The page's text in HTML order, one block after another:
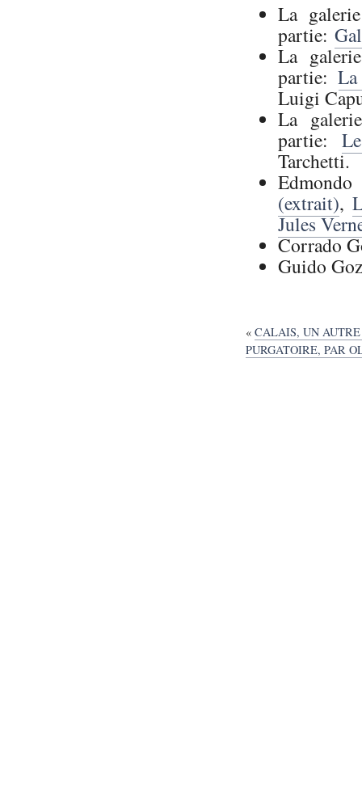
La
partie:
La
partie:
Luigi
La
partie:
Tarchetti.
(extrait),
Jules
Corrado
Guido
« CALAIS, UN
PURGATOIRE, PAR